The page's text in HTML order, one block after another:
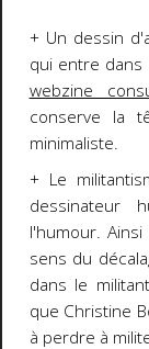
+ Un dessin
qui entre dans
webzine
conserve la
minimaliste.
+ Le
dessinateur
l'humour.
sens du
dans le
que Christine
à perdre à